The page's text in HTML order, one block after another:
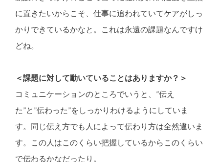
に置きたいからこそ、仕事に追われていてケアがしっ
かりできているかなと。これは永遠の課題なんですけ
どね。
＜課題に対して動いていることはありますか？＞
コミュニケーションのところでいうと、”伝え
た”と”伝わった”をしっかりわけるようにしていま
す。同じ伝え方でも人によって伝わり方は全然違いま
す。この人はこのくらい把握しているからこのくらい
で伝わるかなだったり。